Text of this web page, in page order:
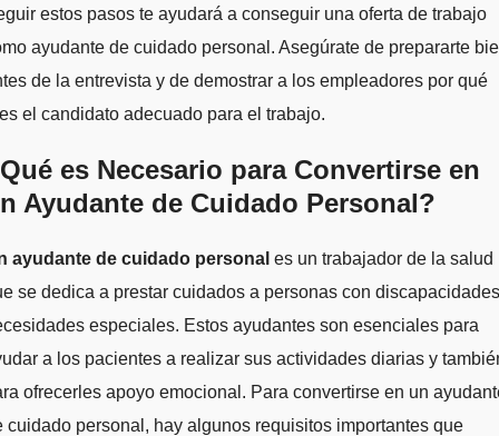
estos pasos te ayudará a conseguir una oferta de trabajo
ayudante de cuidado personal. Asegúrate de prepararte
de la entrevista y de demostrar a los empleadores por qué
el candidato adecuado para el trabajo.
es Necesario para Convertirse en
Ayudante de Cuidado Personal?
ayudante de cuidado personal es un trabajador de la salud
se dedica a prestar cuidados a personas con
especiales. Estos ayudantes son esenciales para
a los pacientes a realizar sus actividades diarias y
ofrecerles apoyo emocional. Para convertirse en un
cuidado personal, hay algunos requisitos importantes que